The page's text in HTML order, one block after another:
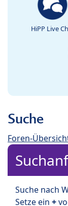
HiPP Live
Suche
Foren-
Suche nach
Setze ein +